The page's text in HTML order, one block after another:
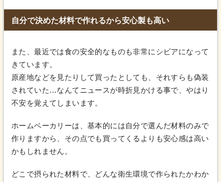
自分で決めた材料で作れるから安心製も高い
また、最近では食の安全的なものも非常にシビアになって
きています。
原産地などを見たりして買ったとしても、それすらも偽装
されていた…なんてニュースが時折見かける事で、やはり
不安を覚えてしまいます。
ホームベーカリーは、基本的には自分で選んだ材料のみで
作りますから、その点でも買ってくるよりも安心感は高い
かもしれません。
どこで摂られた材料で、どんな衛生環境で作られたかわか